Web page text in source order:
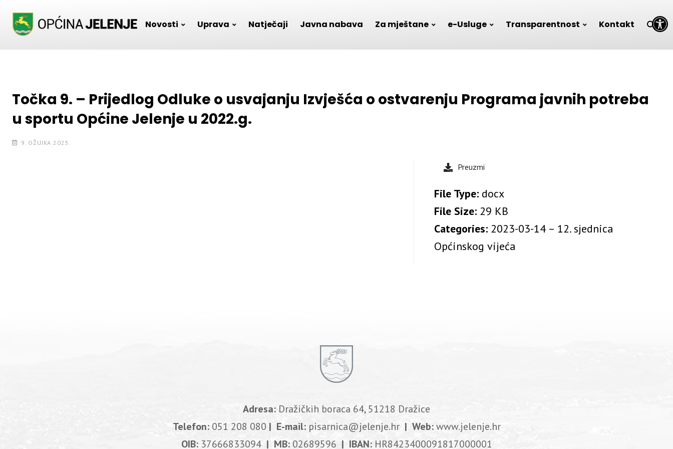
Open toolbar
Novosti Uprava Natječaji Javna nabava Za mještane e-Usluge Transparentnost Kontakt
Točka 9. – Prijedlog Odluke o usvajanju Izvješća o ostvarenju Programa javnih potreba
u sportu Općine Jelenje u 2022.g.
9. OŽUJKA 2023.
Preuzmi
File Type: docx
File Size: 29 KB
Categories: 2023-03-14 – 12. sjednica
Općinskog vijeća
Adresa: Dražičkih boraca 64, 51218 Dražice
Telefon: 051 208 080 | E-mail: pisarnica@jelenje.hr| Web:www.jelenje.hr
OIB: 37666833094| MB: 02689596 | IBAN: HR8423400091817000001